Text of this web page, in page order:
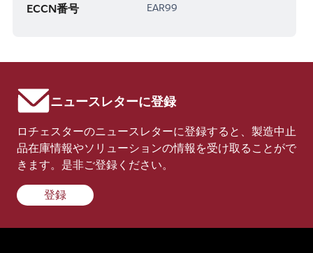
ECCN番号 EAR99
ニュースレターに登録
ロチェスターのニュースレターに登録すると、製造中止
品在庫情報やソリューションの情報を受け取ることがで
きます。是非ご登録ください。
登録